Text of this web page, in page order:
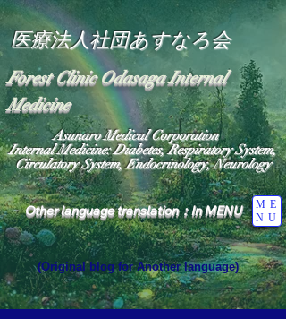
医療法人社団あすなろ会
Forest Clinic Odasaga Internal
Medicine
Other language translation：In MENU
ME
NU
Asunaro Medical Corporation
Internal Medicine: Diabetes, Respiratory System,
Circulatory System, Endocrinology, Neurology
(Original blog for Another language)
Heavens: Beyond the Universe: The World
the God of Light Resides"